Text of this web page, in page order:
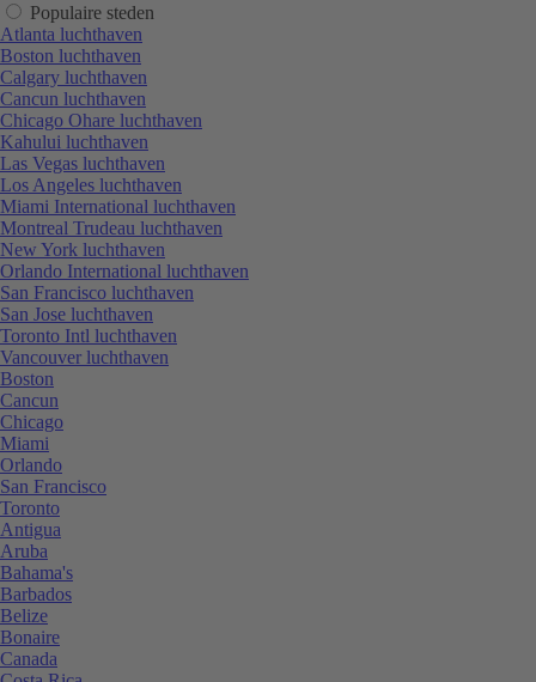
Populaire steden
Atlanta luchthaven
Boston luchthaven
Calgary luchthaven
Cancun luchthaven
Chicago Ohare luchthaven
Kahului luchthaven
Las Vegas luchthaven
Los Angeles luchthaven
Miami International luchthaven
Montreal Trudeau luchthaven
New York luchthaven
Orlando International luchthaven
San Francisco luchthaven
San Jose luchthaven
Toronto Intl luchthaven
Vancouver luchthaven
Boston
Cancun
Chicago
Miami
Orlando
San Francisco
Toronto
Antigua
Aruba
Bahama's
Barbados
Belize
Bonaire
Canada